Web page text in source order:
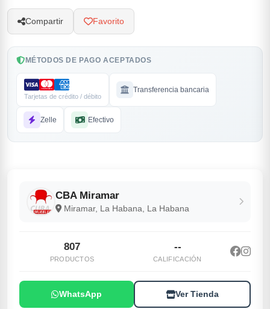
Compartir Favorito
MÉTODOS DE PAGO ACEPTADOS
Tarjetas de crédito / débito
Transferencia bancaria
Zelle Efectivo
CBA Miramar
Miramar, La Habana, La Habana
807
PRODUCTOS
--
CALIFICACIÓN
WhatsApp Ver Tienda